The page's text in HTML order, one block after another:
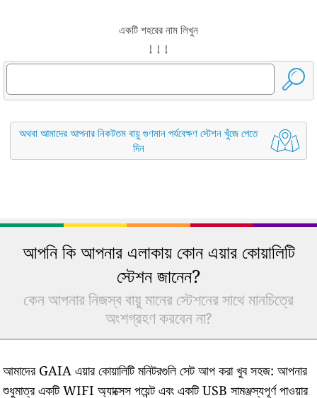
একটি শহরের নাম লিখুন
↓ ↓ ↓
অথবা আমাদের আপনার নিকটতম বায়ু গুণমান পর্যবেক্ষণ স্টেশন খুঁজে পেতে
দিন
আপনি কি আপনার এলাকায় কোন এয়ার কোয়ালিটি
স্টেশন জানেন?
কেন আপনার নিজস্ব বায়ু মানের স্টেশনের সাথে মানচিত্রে
অংশগ্রহণ করবেন না?
আমাদের GAIA এয়ার কোয়ালিটি মনিটরগুলি সেট আপ করা খুব সহজ: আপনার
শুধুমাত্র একটি WIFI অ্যাক্সেস পয়েন্ট এবং একটি USB সামঞ্জস্যপূর্ণ পাওয়ার